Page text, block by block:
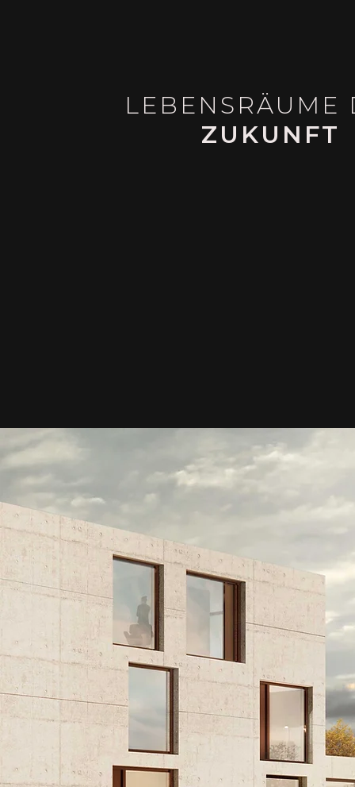
LEBENSRÄUME
ZUKUNFT